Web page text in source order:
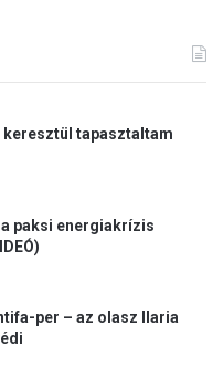
keresztül tapasztaltam
paksi energiakrízis
per – az olasz Ilaria